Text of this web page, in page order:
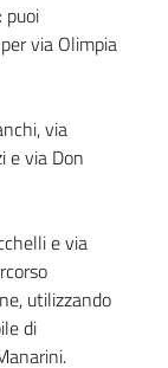
puoi
via Olimpia
via
e via Don
e via
utilizzando
di